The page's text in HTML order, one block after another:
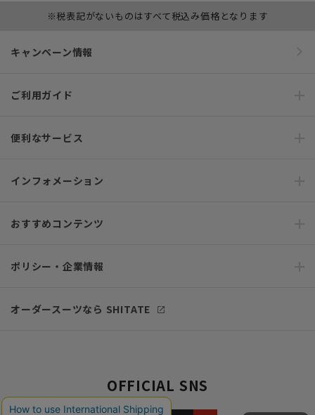
※税表記がないものはすべて税込み価格となります
キャンペーン情報
ご利用ガイド
便利なサービス
インフォメーション
おすすめコンテンツ
ポリシー・企業情報
オーダースーツなら SHITATE
OFFICIAL SNS